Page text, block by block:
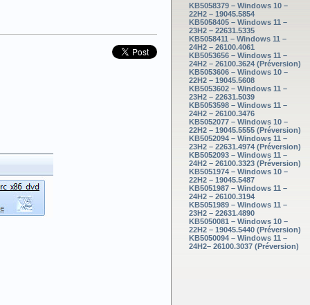
KB5058379 – Windows 10 –
22H2 – 19045.5854
KB5058405 – Windows 11 –
23H2 – 22631.5335
KB5058411 – Windows 11 –
24H2 – 26100.4061
KB5053656 – Windows 11 –
24H2 – 26100.3624 (Préversion)
KB5053606 – Windows 10 –
22H2 – 19045.5608
KB5053602 – Windows 11 –
23H2 – 22631.5039
KB5053598 – Windows 11 –
24H2 – 26100.3476
KB5052077 – Windows 10 –
22H2 – 19045.5555 (Préversion)
KB5052094 – Windows 11 –
23H2 – 22631.4974 (Préversion)
KB5052093 – Windows 11 –
24H2 – 26100.3323 (Préversion)
KB5051974 – Windows 10 –
22H2 – 19045.5487
KB5051987 – Windows 11 –
24H2 – 26100.3194
KB5051989 – Windows 11 –
23H2 – 22631.4890
KB5050081 – Windows 10 –
22H2 – 19045.5440 (Préversion)
KB5050094 – Windows 11 –
24H2– 26100.3037 (Préversion)